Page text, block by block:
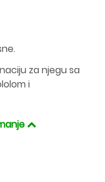
za njegu sa
i